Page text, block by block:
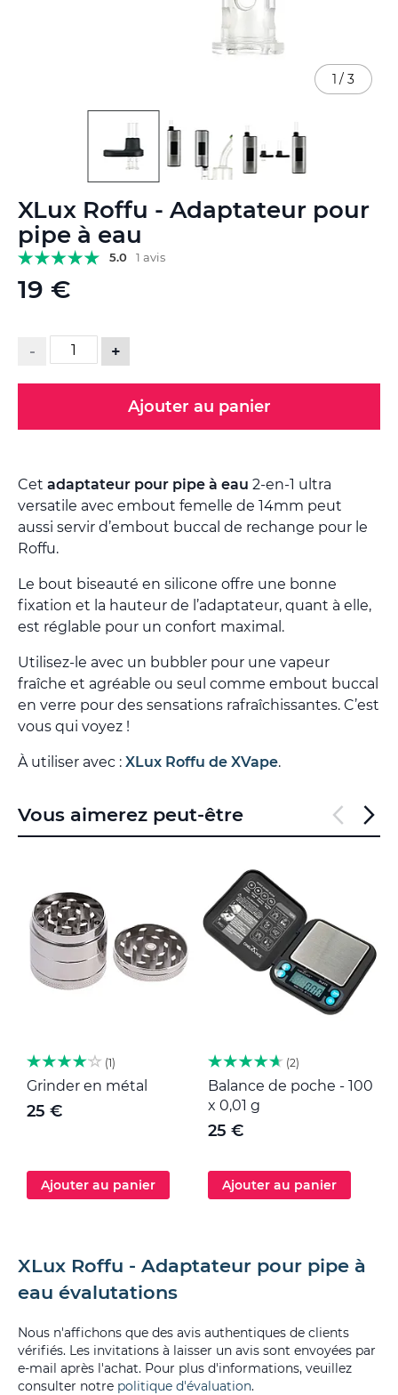
XLux Roffu - Adaptateur pour
pipe à eau
5.0 1 avis
19 €
- +
Ajouter au panier
Cet adaptateur pour pipe à eau 2-en-1 ultra
versatile avec embout femelle de 14mm peut
aussi servir d’embout buccal de rechange pour le
Roffu.
Le bout biseauté en silicone offre une bonne
fixation et la hauteur de l’adaptateur, quant à elle,
est réglable pour un confort maximal.
Utilisez-le avec un bubbler pour une vapeur
fraîche et agréable ou seul comme embout buccal
en verre pour des sensations rafraîchissantes. C’est
vous qui voyez !
À utiliser avec : XLux Roffu de XVape.
1 / 3
to
the
beginning
of
the
images
Vous aimerez peut-être
1
Grinder en métal
25 €
Ajouter au panier
2
Balance de poche - 100
x 0,01 g
25 €
Ajouter au panier
XLux Roffu - Adaptateur pour pipe à
eau évalutations
Nous n'affichons que des avis authentiques de clients
vérifiés. Les invitations à laisser un avis sont envoyées par
e-mail après l'achat. Pour plus d'informations, veuillez
consulter notre politique d'évaluation.